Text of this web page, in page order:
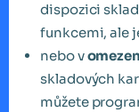
dispozici
funkcemi, ale
nebo v
skladových
můžete